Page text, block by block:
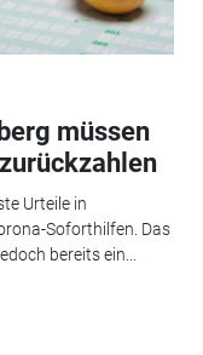
müssen
Urteile in
Soforthilfen. Das
bereits ein...